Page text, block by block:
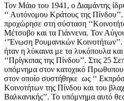
Τον Μάιο του 1941, ο Διαμάντης
‘‘ Αυτόνομου Κράτους της
προχώρησε στη σύσταση
Μέτσοβο και τα Γιάννενα. Τον
‘’Ένωση Ρουμανικών
ήταν η λύκαινα με τα λυκόπουλα
‘‘Πρίγκιπας της Πίνδου’’. Στις 25
υπόμνημα στον κατοχικό
στον οποίο συστήθηκε ως ‘‘
Κοινοτήτων της Πίνδου και του
Βαλκανικής’’. Το υπόμνημα αυτό